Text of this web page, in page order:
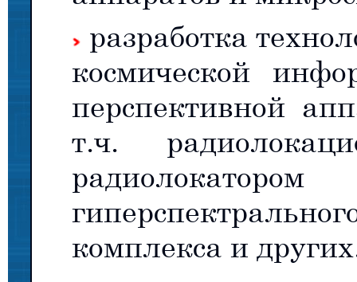
разработка
космической
перспективной
т.ч.
комплекса и